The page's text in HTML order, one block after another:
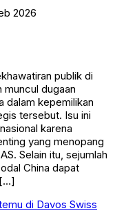
2026
publik di
dugaan
dalam kepemilikan
tersebut. Isu ini
karena
yang menopang
Selain itu, sejumlah
China dapat